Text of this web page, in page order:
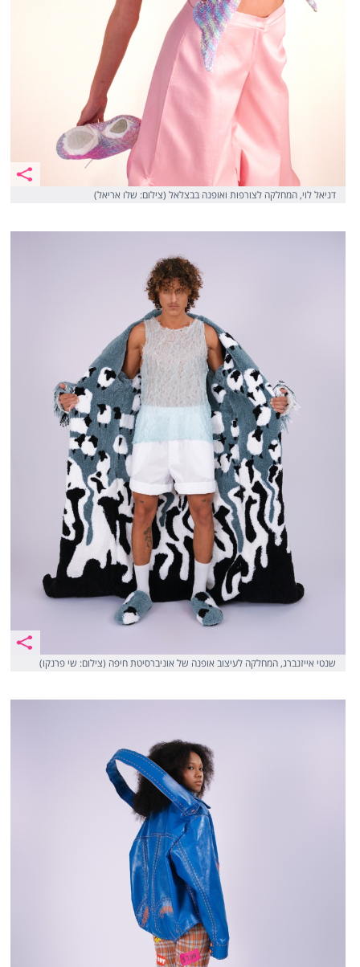
דניאל לוי, המחלקה לצורפות ואופנה בבצלאל (צילום: שלו אריאל)
שנטי אייזנברג, המחלקה לעיצוב אופנה של אוניברסיטת חיפה (צילום: שי פרנקו)